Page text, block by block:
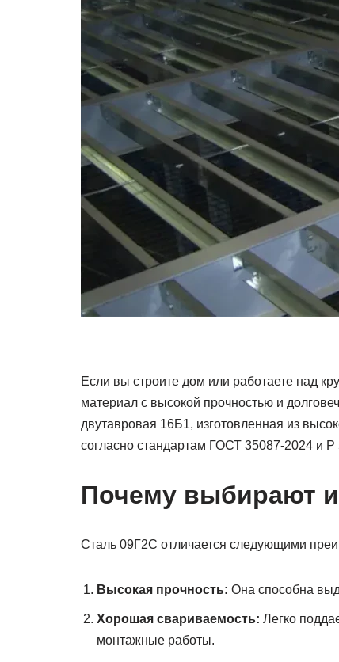
Если вы строите дом или работаете над
материал с высокой прочностью и
двутавровая 16Б1, изготовленная из
согласно стандартам ГОСТ 35087-2024 и
Почему выбирают
Сталь 09Г2С отличается следующими
Высокая прочность: Она способна
Хорошая свариваемость: Легко
монтажные работы.